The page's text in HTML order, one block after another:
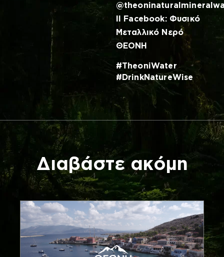
Facebook: Φυσικό
Μεταλλικό Νερό
ΘΕΟΝΗ
#TheoniWater
#DrinkNatureWise
Διαβάστε ακόμη